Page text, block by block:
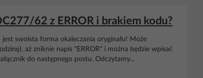
62 z ERROR i brakiem kodu?
swoista forma okaleczania oryginału! Może
aż zniknie napis "ERROR" i można będzie wpisać
do następnego postu. Odczytamy...